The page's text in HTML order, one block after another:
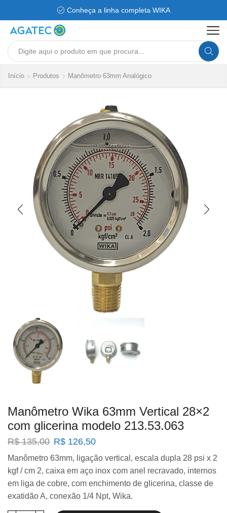
Conheça a linha completa WIKA
Search
Início Produtos Manômetro 63mm Analógico
Manômetro Wika 63mm Vertical 28×2
com glicerina modelo 213.53.063
R$135,00 O
original
era:
R$ 135,00.
R$ 126,50O
atual
é:
R$ 126,50.
Manômetro 63mm, ligação vertical, escala dupla 28 psi x 2
kgf / cm 2, caixa em aço inox com anel recravado, internos
em liga de cobre, com enchimento de glicerina, classe de
exatidão A, conexão 1/4 Npt, Wika.